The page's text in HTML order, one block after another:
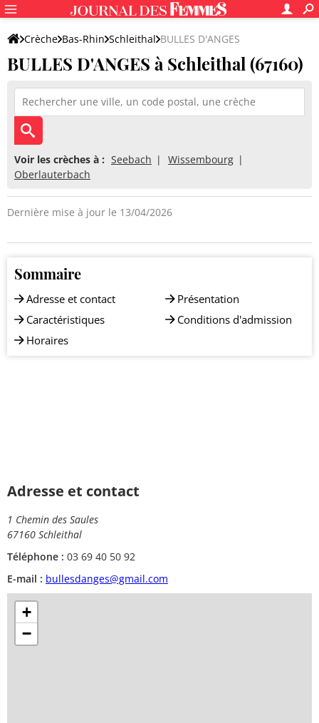
Crèche Bas-Rhin Schleithal BULLES D'ANGES
BULLES D'ANGES à Schleithal (67160)
Voir les crèches à : Seebach
Wissembourg
Oberlauterbach
Dernière mise à jour le 13/04/2026
Sommaire
Adresse et contact
Caractéristiques
Horaires
Présentation
Conditions d'admission
Adresse et contact
1 Chemin des Saules
67160 Schleithal
Téléphone : 03 69 40 50 92
E-mail : bullesdanges@gmail.com
+
−